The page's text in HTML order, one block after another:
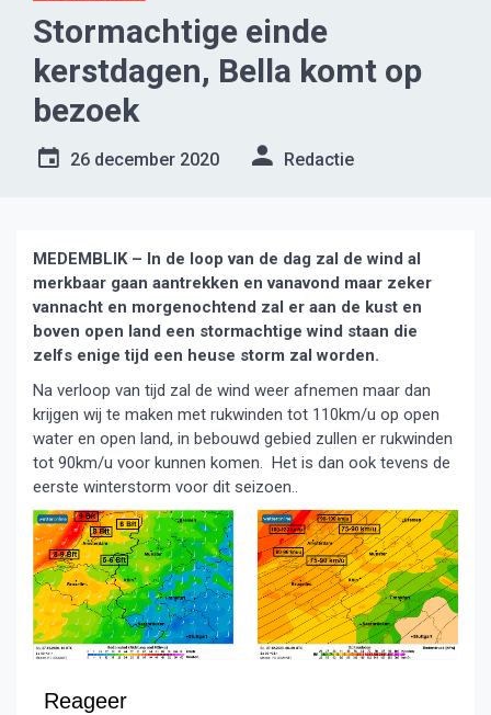
Stormachtige einde
kerstdagen, Bella komt op
bezoek
26 december 2020 Redactie
MEDEMBLIK – In de loop van de dag zal de wind al
merkbaar gaan aantrekken en vanavond maar zeker
vannacht en morgenochtend zal er aan de kust en
boven open land een stormachtige wind staan die
zelfs enige tijd een heuse storm zal worden.
Na verloop van tijd zal de wind weer afnemen maar dan
krijgen wij te maken met rukwinden tot 110km/u op open
water en open land, in bebouwd gebied zullen er rukwinden
tot 90km/u voor kunnen komen. Het is dan ook tevens de
eerste winterstorm voor dit seizoen..
Reageer